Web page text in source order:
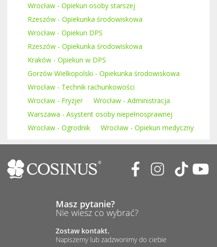
Wrocław - Opiekun osoby starszej
Rzeszów - Opiekunka środowiskowa
Wrocław - Opiekun DPS
Rzeszów - Opiekunka środowiskowa
Kraków - Opiekun w DPS
Gorzów Wielkopolski - Opiekunka środowiskowa
Wrocław - Technik rachunkowości
Wrocław - Fryzjer
Wrocław - Administracja
Warszawa - Asystent osoby niepełnosprawnej
Wrocław - Ogrodnik
Wrocław - Opiekun medyczny
Masz pytanie?
Nie wiesz co wybrać?
Zostaw kontakt.
Napiszemy lub zadzwonimy do ciebie